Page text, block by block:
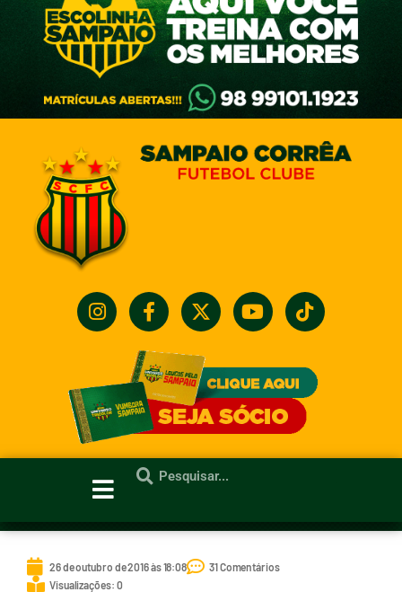
26 de outubro de 2016 às 18:08
31 Comentários
Visualizações: 0